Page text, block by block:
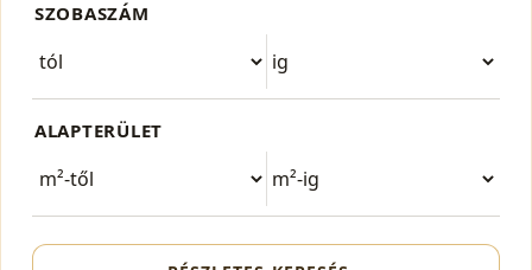
SZOBASZÁM
ALAPTERÜLET